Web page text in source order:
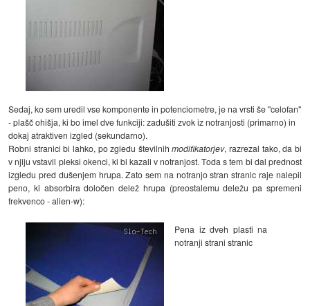
Sedaj, ko sem uredil vse komponente in potenciometre, je na vrsti še "celofan"
- plašč ohišja, ki bo imel dve funkciji: zadušiti zvok iz notranjosti (primarno) in
dokaj atraktiven izgled (sekundarno).
Robni stranici bi lahko, po zgledu številnihmodifikatorjev, razrezal tako, da bi
v njiju vstavil pleksi okenci, ki bi kazali v notranjost. Toda s tem bi dal prednost
izgledu pred dušenjem hrupa. Zato sem na notranjo stran stranic raje nalepil
peno, ki absorbira določen delež hrupa (preostalemu deležu pa spremeni
frekvenco - alien-w):
Pena iz dveh plasti na
notranji strani stranic